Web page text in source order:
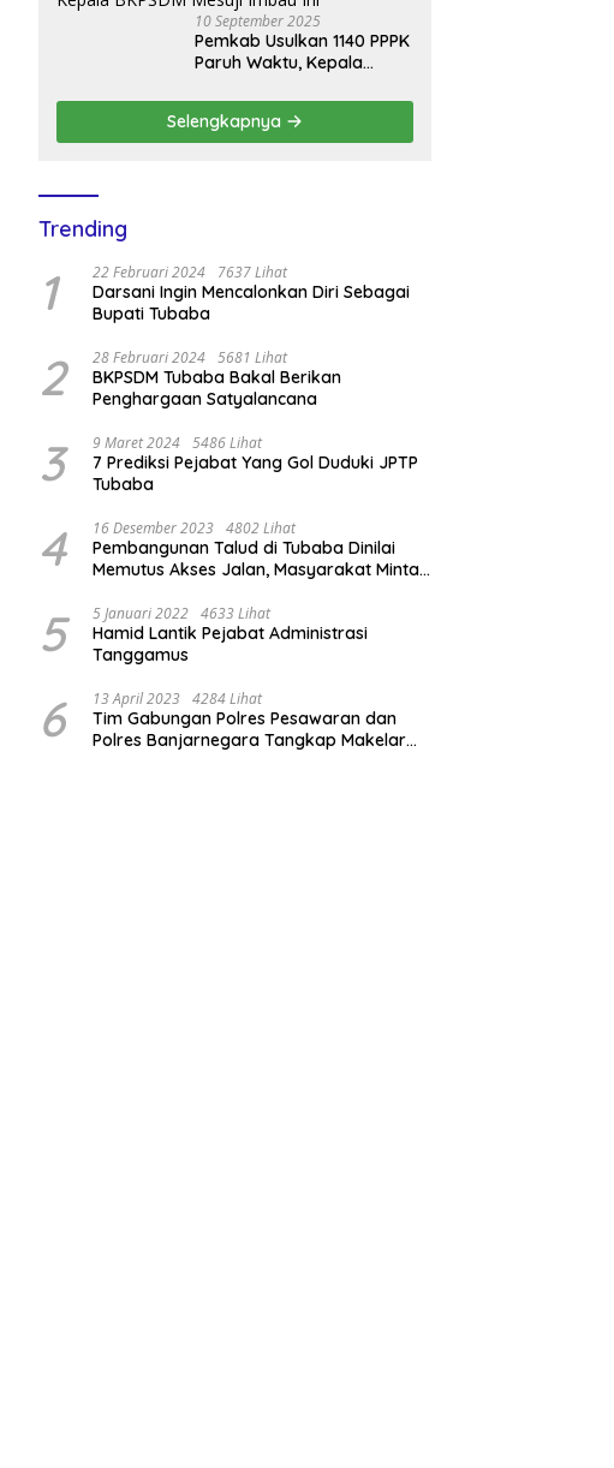
10 September 2025
Pemkab Usulkan 1140 PPPK
Paruh Waktu, Kepala
Selengkapnya
Trending
1 22 Februari 2024 7637 Lihat
Darsani Ingin Mencalonkan Diri Sebagai
Bupati Tubaba
2 28 Februari 2024 5681 Lihat
BKPSDM Tubaba Bakal Berikan
Penghargaan Satyalancana
3 9 Maret 2024 5486 Lihat
7 Prediksi Pejabat Yang Gol Duduki JPTP
Tubaba
4 16 Desember 2023 4802 Lihat
Pembangunan Talud di Tubaba Dinilai
Memutus Akses Jalan, Masyarakat Minta
5 5 Januari 2022 4633 Lihat
Hamid Lantik Pejabat Administrasi
Tanggamus
6 13 April 2023 4284 Lihat
Tim Gabungan Polres Pesawaran dan
Polres Banjarnegara Tangkap Makelar